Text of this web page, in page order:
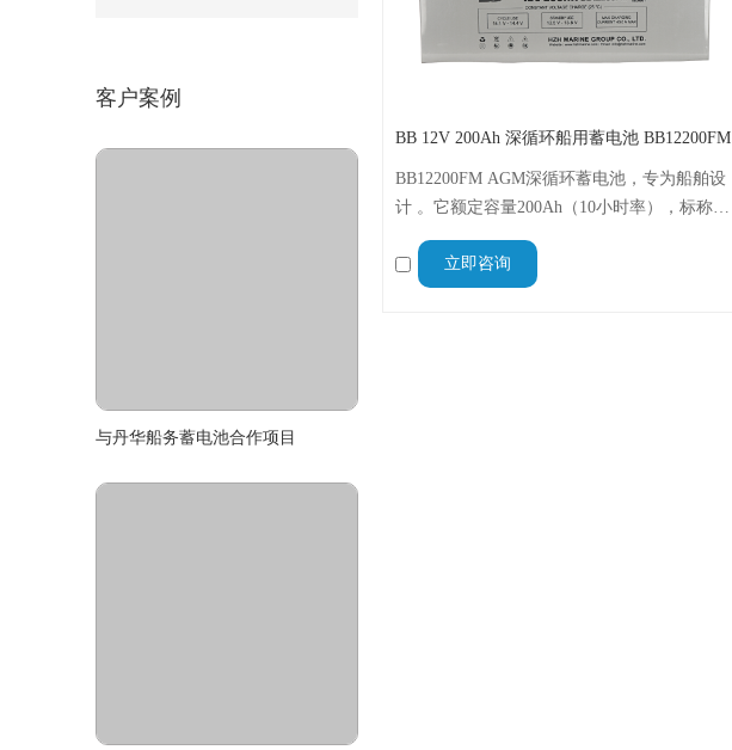
BB 12V 200Ah 深循环船用蓄电池 BB12200FM
BB12200FM AGM深循环蓄电池，专为船舶设
计 。它额定容量200Ah（10小时率），标称电
压12V 。尺寸为525 x 240 x 225mm（长x宽x总
高），约重55.3kg 。内阻约4.75mΩ，短路电
流1600A 。免维护，不漏液，可提供高瞬时电
立即咨询
客户案例
与丹华船务蓄电池合作项目